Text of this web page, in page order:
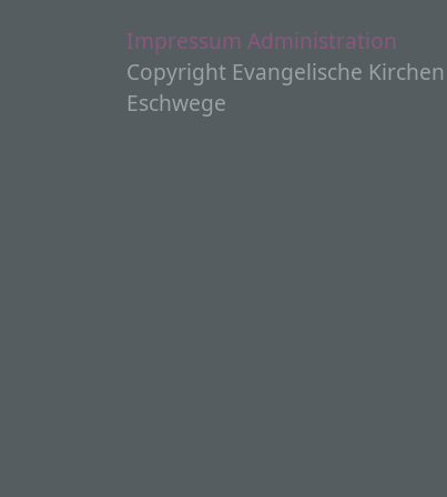
Impressum Administration
Copyright Evangelische Kirchen
Eschwege